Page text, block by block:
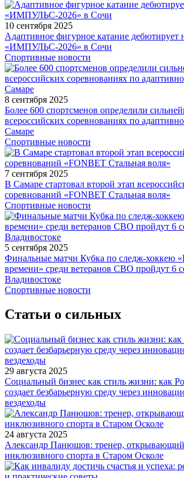
10 сентября 2025
Адаптивное фигурное катание дебютирует
«ИМПУЛЬС-2026» в Сочи
Спортивные новости
8 сентября 2025
Более 600 спортсменов определили
всероссийских соревнованиях по
Самаре
Спортивные новости
7 сентября 2025
В Самаре стартовал второй этап
соревнований «FONBET Стальная воля»
Спортивные новости
5 сентября 2025
Финальные матчи Кубка по следж-хоккею
времени» среди ветеранов СВО пройдут 6
Владивостоке
Спортивные новости
Статьи о сильных
29 августа 2025
Социальный бизнес как стиль жизни: как
создает безбарьерную среду через
вездеходы
24 августа 2025
Александр Панюшов: тренер,
инклюзивного спорта в Старом Осколе